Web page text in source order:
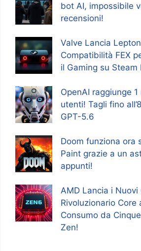
bot AI, impossibile
recensioni!
Valve Lancia
Compatibilità FEX
il Gaming su Steam
OpenAI raggiunge
utenti! Tagli fino
GPT-5.6
Doom funziona ora
Paint grazie a un
appunti!
AMD Lancia i Nuovi
Rivoluzionario Core
Consumo da
Zen!